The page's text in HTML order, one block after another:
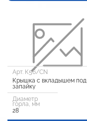
Арт. К56/CN
Крышка с вкладышем под
запайку
Диаметр
горла, мм
28